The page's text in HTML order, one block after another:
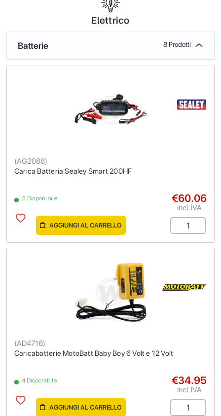
Elettrico
Batterie 8 Prodotti
Carica Batteria Sealey Smart 200HF
(AG2088)
2 Disponibile €60.06
Incl. IVA
AGGIUNGI AL CARRELLO
Caricabatterie MotoBatt Baby Boy 6 Volt e 12 Volt
(AD4716)
4 Disponibile €34.95
Incl. IVA
AGGIUNGI AL CARRELLO